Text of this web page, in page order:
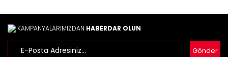
KAMPANYALARIMIZDAN HABERDAR OLUN
Gönder